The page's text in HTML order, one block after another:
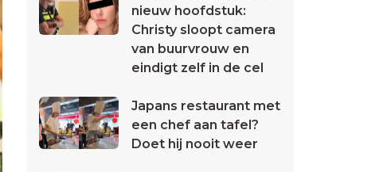
nieuw hoofdstuk:
Christy sloopt camera
van buurvrouw en
eindigt zelf in de cel
Japans restaurant met
een chef aan tafel?
Doet hij nooit weer